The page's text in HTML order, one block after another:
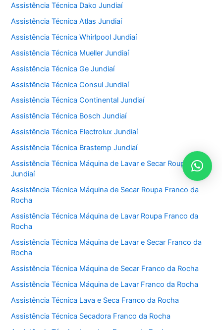
Assistência Técnica Dako Jundiaí
Assistência Técnica Atlas Jundiaí
Assistência Técnica Whirlpool Jundiaí
Assistência Técnica Mueller Jundiaí
Assistência Técnica Ge Jundiaí
Assistência Técnica Consul Jundiaí
Assistência Técnica Continental Jundiaí
Assistência Técnica Bosch Jundiaí
Assistência Técnica Electrolux Jundiaí
Assistência Técnica Brastemp Jundiaí
Assistência Técnica Máquina de Lavar e Secar Roupa
Jundiaí
Assistência Técnica Máquina de Secar Roupa Franco da
Rocha
Assistência Técnica Máquina de Lavar Roupa Franco da
Rocha
Assistência Técnica Máquina de Lavar e Secar Franco da
Rocha
Assistência Técnica Máquina de Secar Franco da Rocha
Assistência Técnica Máquina de Lavar Franco da Rocha
Assistência Técnica Lava e Seca Franco da Rocha
Assistência Técnica Secadora Franco da Rocha